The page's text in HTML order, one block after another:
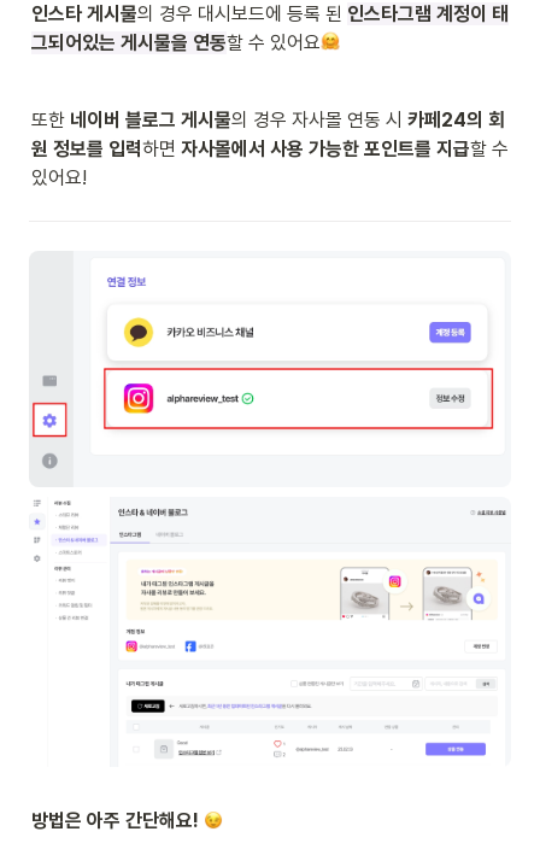
인스타 게시물의 경우 대시보드에 등록 된 인스타그램 계정이 태
그되어있는 게시물을 연동할 수 있어요
또한 네이버 블로그 게시물의 경우 자사몰 연동 시 카페24의 회
원 정보를 입력하면 자사몰에서 사용 가능한 포인트를 지급할 수
있어요!
방법은 아주 간단해요!